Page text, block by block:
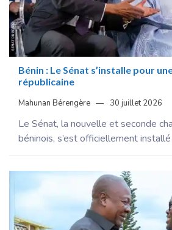
Bénin : Le Sénat s’installe pour
républicaine
Mahunan Bérengère 30 juillet 2026
Le Sénat, la nouvelle et seconde
béninois, s’est officiellement